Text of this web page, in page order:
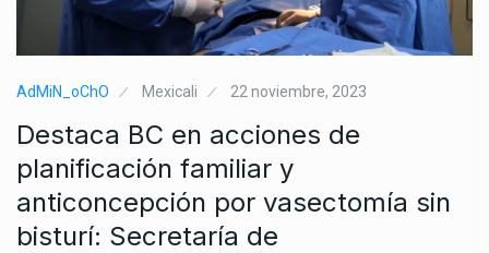
AdMiN_oChO Mexicali 22 noviembre, 2023
Destaca BC en acciones de
planificación familiar y
anticoncepción por vasectomía sin
bisturí: Secretaría de